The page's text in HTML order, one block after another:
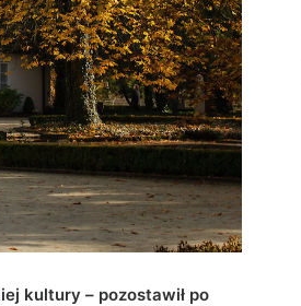
kultury – pozostawił po